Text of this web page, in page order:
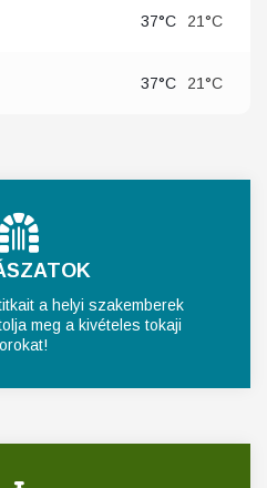
37°C 21°C
37°C 21°C
a helyi szakemberek
meg a kivételes tokaji